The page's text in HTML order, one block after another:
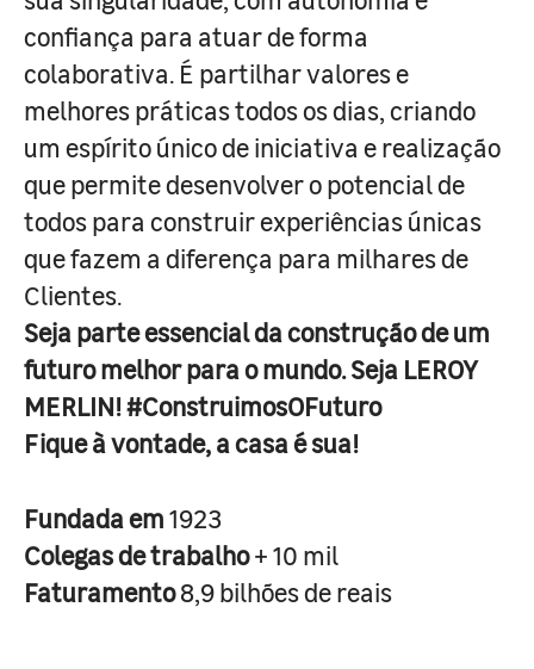
confiança para atuar de forma
colaborativa. É partilhar valores e
melhores práticas todos os dias, criando
um espírito único de iniciativa e realização
que permite desenvolver o potencial de
todos para construir experiências únicas
que fazem a diferença para milhares de
Clientes.
Seja parte essencial da construção de um
futuro melhor para o mundo. Seja LEROY
MERLIN! #ConstruimosOFuturo
Fique à vontade, a casa é sua!
Fundada em1923
Colegas de trabalho+ 10 mil
Faturamento8,9 bilhões de reais